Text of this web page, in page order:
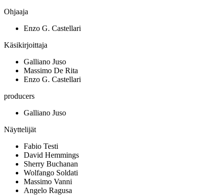
Ohjaaja
Enzo G. Castellari
Käsikirjoittaja
Galliano Juso
Massimo De Rita
Enzo G. Castellari
producers
Galliano Juso
Näyttelijät
Fabio Testi
David Hemmings
Sherry Buchanan
Wolfango Soldati
Massimo Vanni
Angelo Ragusa